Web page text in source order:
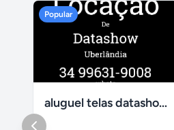
Popular
aluguel telas datashow cadeiras uberlândia